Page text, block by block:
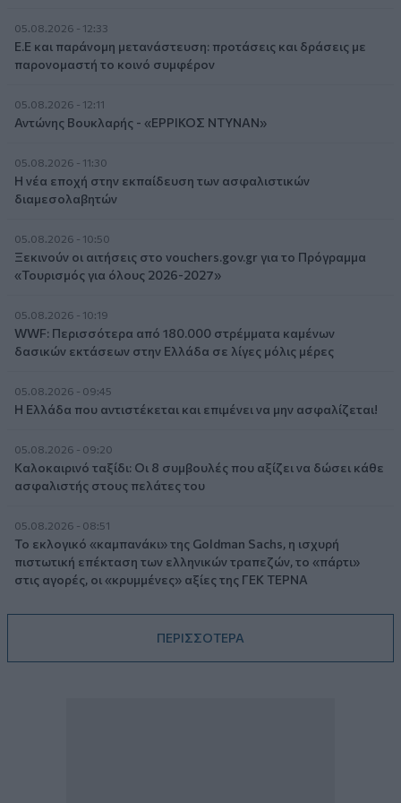
05.08.2026 - 12:33
Ε.Ε και παράνομη μετανάστευση: προτάσεις και δράσεις με
παρονομαστή το κοινό συμφέρον
05.08.2026 - 12:11
Αντώνης Βουκλαρής - «ΕΡΡΙΚΟΣ ΝΤΥΝΑΝ»
05.08.2026 - 11:30
Η νέα εποχή στην εκπαίδευση των ασφαλιστικών
διαμεσολαβητών
05.08.2026 - 10:50
Ξεκινούν οι αιτήσεις στο vouchers.gov.gr για το Πρόγραμμα
«Τουρισμός για όλους 2026-2027»
05.08.2026 - 10:19
WWF: Περισσότερα από 180.000 στρέμματα καμένων
δασικών εκτάσεων στην Ελλάδα σε λίγες μόλις μέρες
05.08.2026 - 09:45
Η Ελλάδα που αντιστέκεται και επιμένει να μην ασφαλίζεται!
05.08.2026 - 09:20
Καλοκαιρινό ταξίδι: Οι 8 συμβουλές που αξίζει να δώσει κάθε
ασφαλιστής στους πελάτες του
05.08.2026 - 08:51
Το εκλογικό «καμπανάκι» της Goldman Sachs, η ισχυρή
πιστωτική επέκταση των ελληνικών τραπεζών, το «πάρτι»
στις αγορές, οι «κρυμμένες» αξίες της ΓΕΚ ΤΕΡΝΑ
ΠΕΡΙΣΣΟΤΕΡΑ